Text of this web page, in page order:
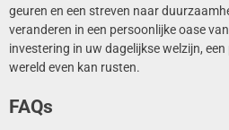
geuren en een streven naar
veranderen in een persoonlijke oase
investering in uw dagelijkse welzijn,
wereld even kan rusten.
FAQs